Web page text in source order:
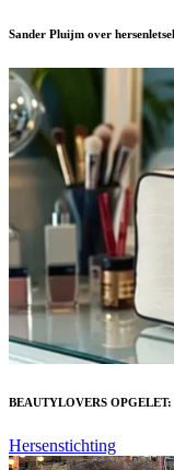
Sander Pluijm over
BEAUTYLOVERS OPGELET:
Hersenstichting